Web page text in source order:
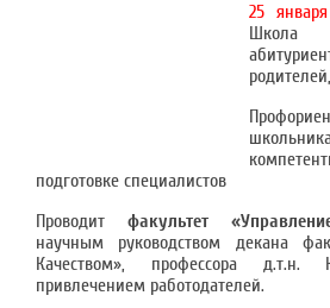
25
Школа
подготовке специалистов
Проводит факультет
научным руководством декана
Качеством», профессора
привлечением работодателей.